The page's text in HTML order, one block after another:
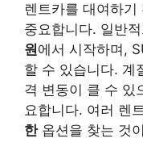
렌트카를 대여하기
중요합니다. 일반
원에서 시작하며,
할 수 있습니다. 계
격 변동이 클 수 있
요합니다. 여러 렌
한옵션을 찾는 것